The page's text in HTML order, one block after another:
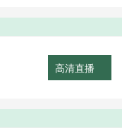
高清直播